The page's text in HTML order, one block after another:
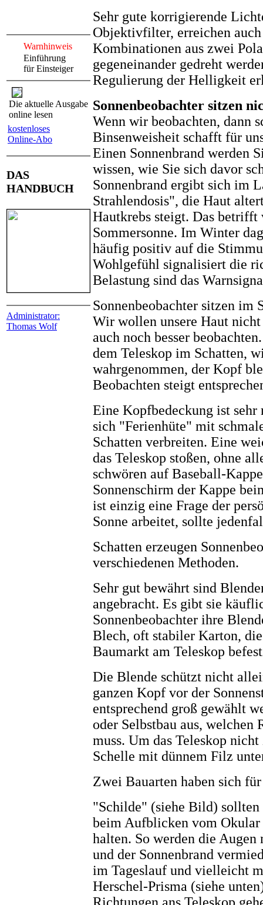
Warnhinweis
Einführung
für Einsteiger
Die aktuelle Ausgabe
online lesen
kostenloses
Online-Abo
DAS
HANDBUCH
Administrator:
Thomas Wolf
Sehr gute korrigierende
Objektivfilter, erreichen
Kombinationen aus zwei
gegeneinander gedreht
Regulierung der Helligkeit
Sonnenbeobachter sitzen
Wenn wir beobachten, dann
Binsenweisheit schafft für
Einen Sonnenbrand werden
wissen, wie Sie sich davor
Sonnenbrand ergibt sich im
Strahlendosis", die Haut
Hautkrebs steigt. Das betrifft
Sommersonne. Im Winter
häufig positiv auf die
Wohlgefühl signalisiert die
Belastung sind das
Sonnenbeobachter sitzen im
Wir wollen unsere Haut
auch noch besser
dem Teleskop im Schatten,
wahrgenommen, der Kopf
Beobachten steigt
Eine Kopfbedeckung ist
sich "Ferienhüte" mit
Schatten verbreiten. Eine
das Teleskop stoßen, ohne
schwören auf Baseball-
Sonnenschirm der Kappe
ist einzig eine Frage der
Sonne arbeitet, sollte
Schatten erzeugen
verschiedenen Methoden.
Sehr gut bewährt sind
angebracht. Es gibt sie
Sonnenbeobachter ihre
Blech, oft stabiler Karton,
Baumarkt am Teleskop
Die Blende schützt nicht
ganzen Kopf vor der
entsprechend groß gewählt
oder Selbstbau aus, welchen
muss. Um das Teleskop
Schelle mit dünnem Filz
Zwei Bauarten haben sich
"Schilde" (siehe Bild) sollten
beim Aufblicken vom Okular
halten. So werden die
und der Sonnenbrand
im Tageslauf und vielleicht
Herschel-Prisma (siehe